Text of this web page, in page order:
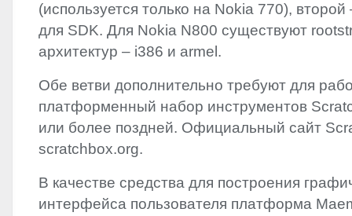
(используется только на Nokia 770), второй
для SDK. Для Nokia N800 существуют
архитектур – i386 и armel.
Обе ветви дополнительно требуют для
платформенный набор инструментов
или более поздней. Официальный сайт
scratchbox.org.
В качестве средства для построения
интерфейса пользователя платформа